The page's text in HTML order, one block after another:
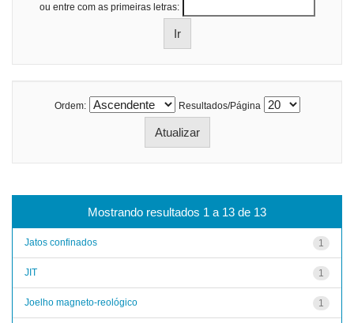
ou entre com as primeiras letras:
Ordem: Resultados/Página
Mostrando resultados 1 a 13 de 13
Jatos confinados 1
JIT 1
Joelho magneto-reológico 1